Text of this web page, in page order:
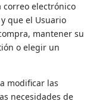
correo electrónico
que el Usuario
mantener su
o elegir un
modificar las
necesidades de